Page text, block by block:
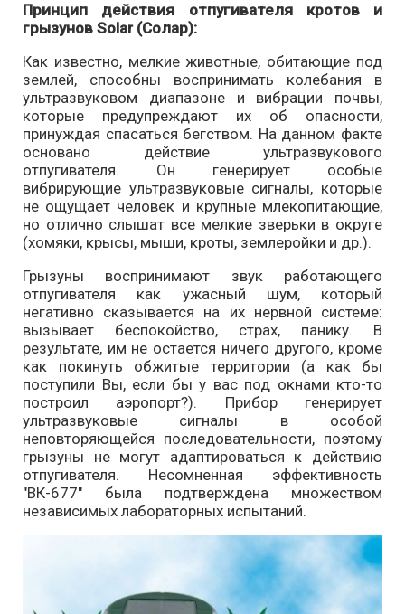
Принцип действия отпугивателя кротов и
грызунов Solar (Солар):
Как известно, мелкие животные, обитающие под
землей, способны воспринимать колебания в
ультразвуковом диапазоне и вибрации почвы,
которые предупреждают их об опасности,
принуждая спасаться бегством. На данном факте
основано действие ультразвукового
отпугивателя. Он генерирует особые
вибрирующие ультразвуковые сигналы, которые
не ощущает человек и крупные млекопитающие,
но отлично слышат все мелкие зверьки в округе
(хомяки, крысы, мыши, кроты, землеройки и др.).
Грызуны воспринимают звук работающего
отпугивателя как ужасный шум, который
негативно сказывается на их нервной системе:
вызывает беспокойство, страх, панику. В
результате, им не остается ничего другого, кроме
как покинуть обжитые территории (а как бы
поступили Вы, если бы у вас под окнами кто-то
построил аэропорт?). Прибор генерирует
ультразвуковые сигналы в особой
неповторяющейся последовательности, поэтому
грызуны не могут адаптироваться к действию
отпугивателя. Несомненная эффективность
"ВК-677" была подтверждена множеством
независимых лабораторных испытаний.